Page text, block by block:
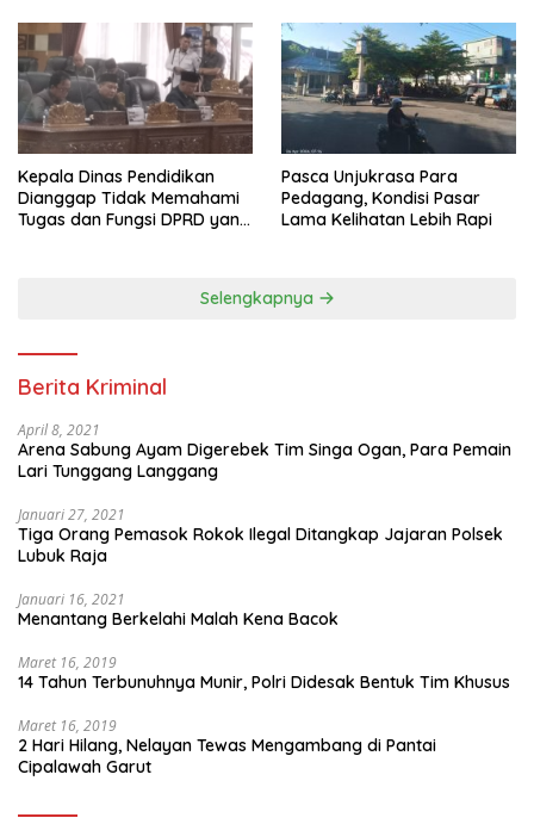
Kepala Dinas Pendidikan
Dianggap Tidak Memahami
Tugas dan Fungsi DPRD yang
Pasca Unjukrasa Para
Pedagang, Kondisi Pasar
Lama Kelihatan Lebih Rapi
Selengkapnya
Berita Kriminal
April 8, 2021
Arena Sabung Ayam Digerebek Tim Singa Ogan, Para Pemain
Lari Tunggang Langgang
Januari 27, 2021
Tiga Orang Pemasok Rokok Ilegal Ditangkap Jajaran Polsek
Lubuk Raja
Januari 16, 2021
Menantang Berkelahi Malah Kena Bacok
Maret 16, 2019
14 Tahun Terbunuhnya Munir, Polri Didesak Bentuk Tim Khusus
Maret 16, 2019
2 Hari Hilang, Nelayan Tewas Mengambang di Pantai
Cipalawah Garut